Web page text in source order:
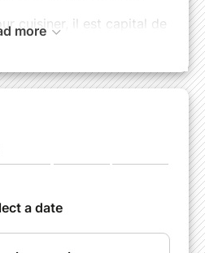
cuisiner, il est capital de
Un bon point de départ
effet, en botanique, les
classées par familles,
familles abondantes
qui vous permettront
il s'agit
more